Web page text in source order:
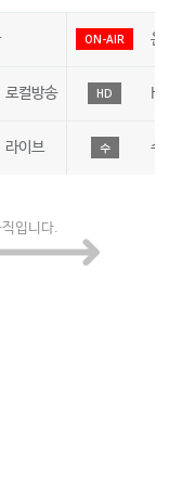
ON-AIR 온에
로컬방송 HD HD
라이브 수 수어
입니다.